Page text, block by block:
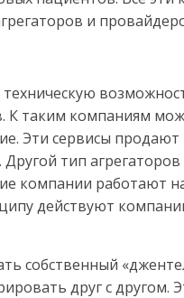
и
К таким компаниям
Эти сервисы
тип
компании работают
действуют
собственный
друг с другом.